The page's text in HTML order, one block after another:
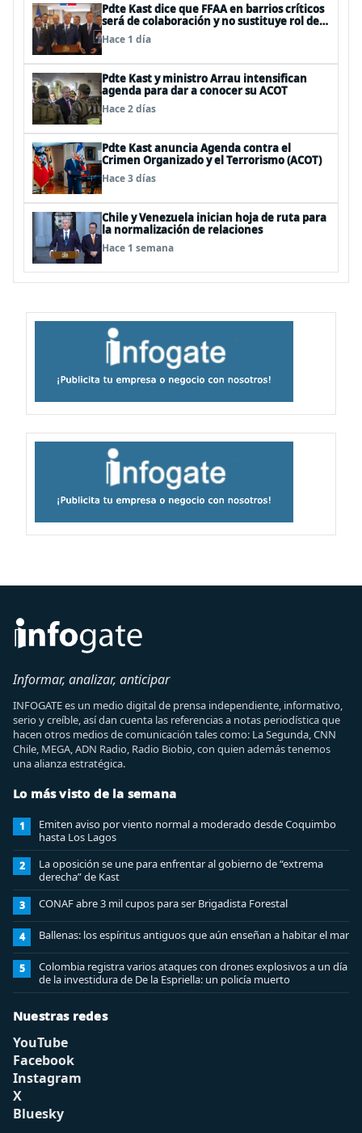
Pdte Kast dice que FFAA en barrios críticos
será de colaboración y no sustituye rol de
policías en control del orden público
Hace 1 día
Pdte Kast y ministro Arrau intensifican
agenda para dar a conocer su ACOT
Hace 2 días
Pdte Kast anuncia Agenda contra el
Crimen Organizado y el Terrorismo (ACOT)
Hace 3 días
Chile y Venezuela inician hoja de ruta para
la normalización de relaciones
Hace 1 semana
Informar, analizar, anticipar
INFOGATE es un medio digital de prensa independiente, informativo,
serio y creíble, así dan cuenta las referencias a notas periodística que
hacen otros medios de comunicación tales como: La Segunda, CNN
Chile, MEGA, ADN Radio, Radio Biobio, con quien además tenemos
una alianza estratégica.
Lo más visto de la semana
1
Emiten aviso por viento normal a moderado desde Coquimbo
hasta Los Lagos
2
La oposición se une para enfrentar al gobierno de “extrema
derecha” de Kast
3 CONAF abre 3 mil cupos para ser Brigadista Forestal
4 Ballenas: los espíritus antiguos que aún enseñan a habitar el mar
5
Colombia registra varios ataques con drones explosivos a un día
de la investidura de De la Espriella: un policía muerto
Nuestras redes
YouTube
Facebook
Instagram
X
Bluesky